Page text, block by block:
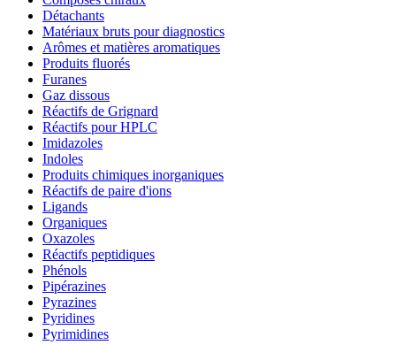
Détachants
Matériaux bruts pour diagnostics
Arômes et matières aromatiques
Produits fluorés
Furanes
Gaz dissous
Réactifs de Grignard
Réactifs pour HPLC
Imidazoles
Indoles
Produits chimiques inorganiques
Réactifs de paire d'ions
Ligands
Organiques
Oxazoles
Réactifs peptidiques
Phénols
Pipérazines
Pyrazines
Pyridines
Pyrimidines